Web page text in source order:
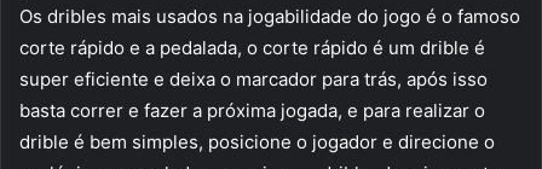
Os dribles mais usados na jogabilidade do jogo é o famoso
corte rápido e a pedalada, o corte rápido é um drible é
super eficiente e deixa o marcador para trás, após isso
basta correr e fazer a próxima jogada, e para realizar o
drible é bem simples, posicione o jogador e direcione o